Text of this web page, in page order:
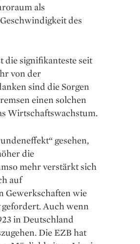
als
des
die signifikanteste seit
von der
sind die Sorgen
einen solchen
Wirtschaftswachstum.
gesehen,
die
mehr verstärkt sich
auf
Gewerkschaften wie
Auch wenn
in Deutschland
Die EZB hat